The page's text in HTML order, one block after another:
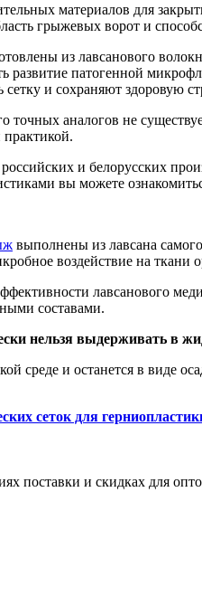
материалов для
грыжевых ворот и
из лавсанового
развитие патогенной
и сохраняют здоровую
аналогов не
практикой.
и белорусских
вы можете
выполнены из лавсана
воздействие на ткани
лавсанового
составами.
нельзя выдерживать в
среде и останется в виде
сеток для
поставки и скидках для